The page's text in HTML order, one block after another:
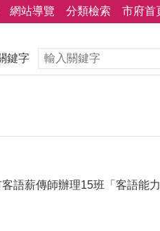
網站導覽 分類檢索 市府首
鍵字
語薪傳師辦理15班「客語能力